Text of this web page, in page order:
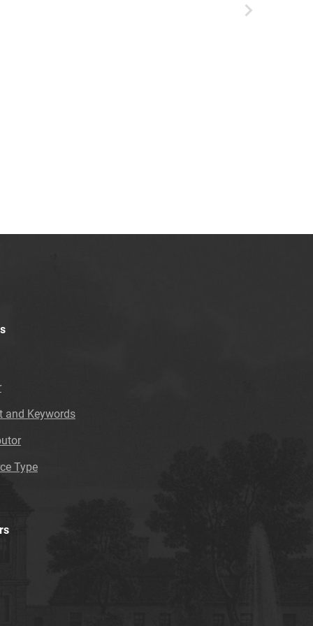
Azotowych Spółka Akcyjna w Tarnowie-
Tarnowskie Azoty : tygodnik. 1997
Tarnowskie Azoty : tygodnik. 2000, nr 2
Tarnowskie Azoty : tygodnik. 2000, nr 3
Tarnowskie Azoty : tygodnik. 2000, nr 5
and Keywords
Type